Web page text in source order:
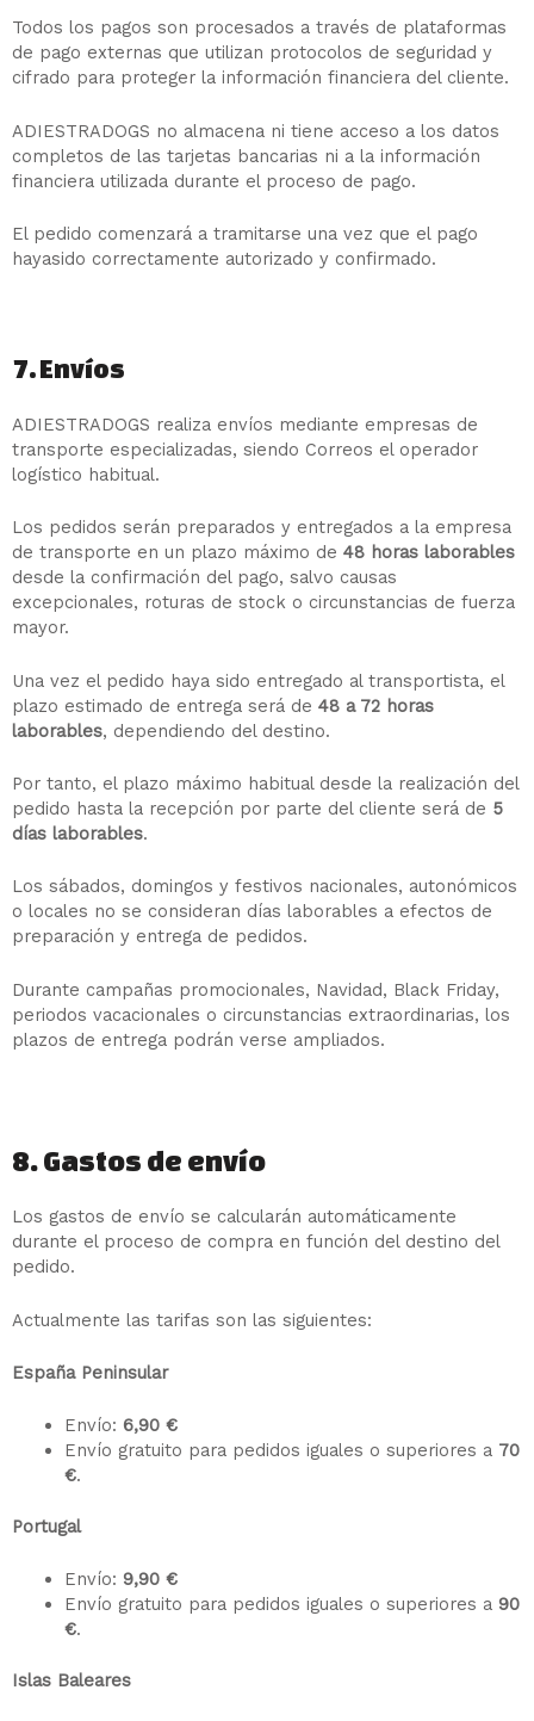
Todos los pagos son procesados a través de plataformas
de pago externas que utilizan protocolos de seguridad y
cifrado para proteger la información financiera del cliente.
ADIESTRADOGS no almacena ni tiene acceso a los datos
completos de las tarjetas bancarias ni a la información
financiera utilizada durante el proceso de pago.
El pedido comenzará a tramitarse una vez que el pago
hayasido correctamente autorizado y confirmado.
7. Envíos
ADIESTRADOGS realiza envíos mediante empresas de
transporte especializadas, siendo Correos el operador
logístico habitual.
Los pedidos serán preparados y entregados a la empresa
de transporte en un plazo máximo de 48 horas laborables
desde la confirmación del pago, salvo causas
excepcionales, roturas de stock o circunstancias de fuerza
mayor.
Una vez el pedido haya sido entregado al transportista, el
plazo estimado de entrega será de 48 a 72 horas
laborables, dependiendo del destino.
Por tanto, el plazo máximo habitual desde la realización del
pedido hasta la recepción por parte del cliente será de 5
días laborables.
Los sábados, domingos y festivos nacionales, autonómicos
o locales no se consideran días laborables a efectos de
preparación y entrega de pedidos.
Durante campañas promocionales, Navidad, Black Friday,
periodos vacacionales o circunstancias extraordinarias, los
plazos de entrega podrán verse ampliados.
8. Gastos de envío
Los gastos de envío se calcularán automáticamente
durante el proceso de compra en función del destino del
pedido.
Actualmente las tarifas son las siguientes:
España Peninsular
Envío: 6,90 €
Envío gratuito para pedidos iguales o superiores a 70
€.
Portugal
Envío: 9,90 €
Envío gratuito para pedidos iguales o superiores a 90
€.
Islas Baleares